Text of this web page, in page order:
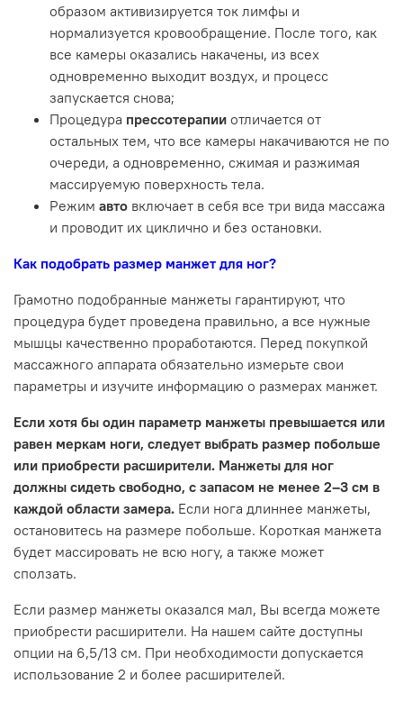
образом активизируется ток лимфы и
нормализуется кровообращение. После того, как
все камеры оказались накачены, из всех
одновременно выходит воздух, и процесс
запускается снова;
Процедура прессотерапии отличается от
остальных тем, что все камеры накачиваются не по
очереди, а одновременно, сжимая и разжимая
массируемую поверхность тела.
Режим авто включает в себя все три вида массажа
и проводит их циклично и без остановки.
Как подобрать размер манжет для ног?
Грамотно подобранные манжеты гарантируют, что
процедура будет проведена правильно, а все нужные
мышцы качественно проработаются. Перед покупкой
массажного аппарата обязательно измерьте свои
параметры и изучите информацию о размерах манжет.
Если хотя бы один параметр манжеты превышается или
равен меркам ноги, следует выбрать размер побольше
или приобрести расширители. Манжеты для ног
должны сидеть свободно, с запасом не менее 2–3 см в
каждой области замера. Если нога длиннее манжеты,
остановитесь на размере побольше. Короткая манжета
будет массировать не всю ногу, а также может
сползать.
Если размер манжеты оказался мал, Вы всегда можете
приобрести расширители. На нашем сайте доступны
опции на 6,5/13 см. При необходимости допускается
использование 2 и более расширителей.